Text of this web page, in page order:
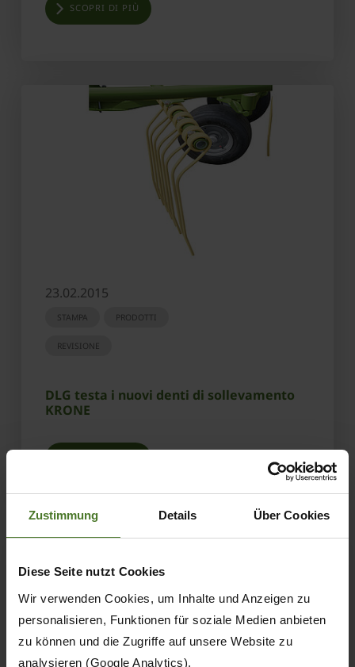
Zustimmung Details Über Cookies
Diese Seite nutzt Cookies
Wir verwenden Cookies, um Inhalte und Anzeigen zu
personalisieren, Funktionen für soziale Medien anbieten
zu können und die Zugriffe auf unsere Website zu
analysieren (Google Analytics).
SCOPRI DI PIÙ
23.02.2015
STAMPA PRODOTTI
REVISIONE
DLG testa i nuovi denti di sollevamento
KRONE